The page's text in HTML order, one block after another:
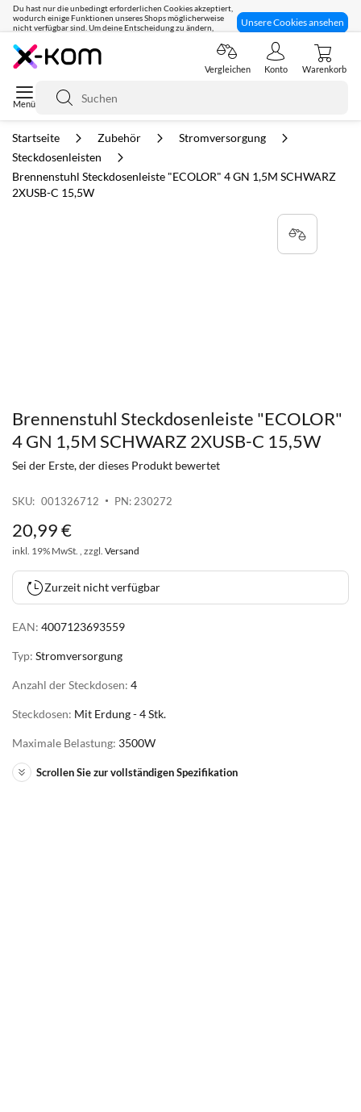
Du hast nur die unbedingt erforderlichen Cookies akzeptiert,
wodurch einige Funktionen unseres Shops möglicherweise
nicht verfügbar sind. Um deine Entscheidung zu ändern,
Unsere Cookies ansehen
Seit 8 Jahren für dich da!
Suche
Vergleichen Konto Warenkorb
Startseite Zubehör
Stromversorgung
Steckdosenleisten
Brennenstuhl Steckdosenleiste "ECOLOR" 4 GN 1,5M SCHWARZ
2XUSB-C 15,5W
Brennenstuhl Steckdosenleiste "ECOLOR"
4 GN 1,5M SCHWARZ 2XUSB-C 15,5W
SKU 001326712 PN: 230272
Sei der Erste, der dieses Produkt bewertet
EAN: 4007123693559
Typ: Stromversorgung
Anzahl der Steckdosen: 4
Steckdosen: Mit Erdung - 4 Stk.
Maximale Belastung: 3500W
Scrollen Sie zur vollständigen Spezifikation
20,99€
inkl. 19% MwSt. , zzgl. Versand
Zurzeit nicht verfügbar
Zum
Anfang
Bildgalerie